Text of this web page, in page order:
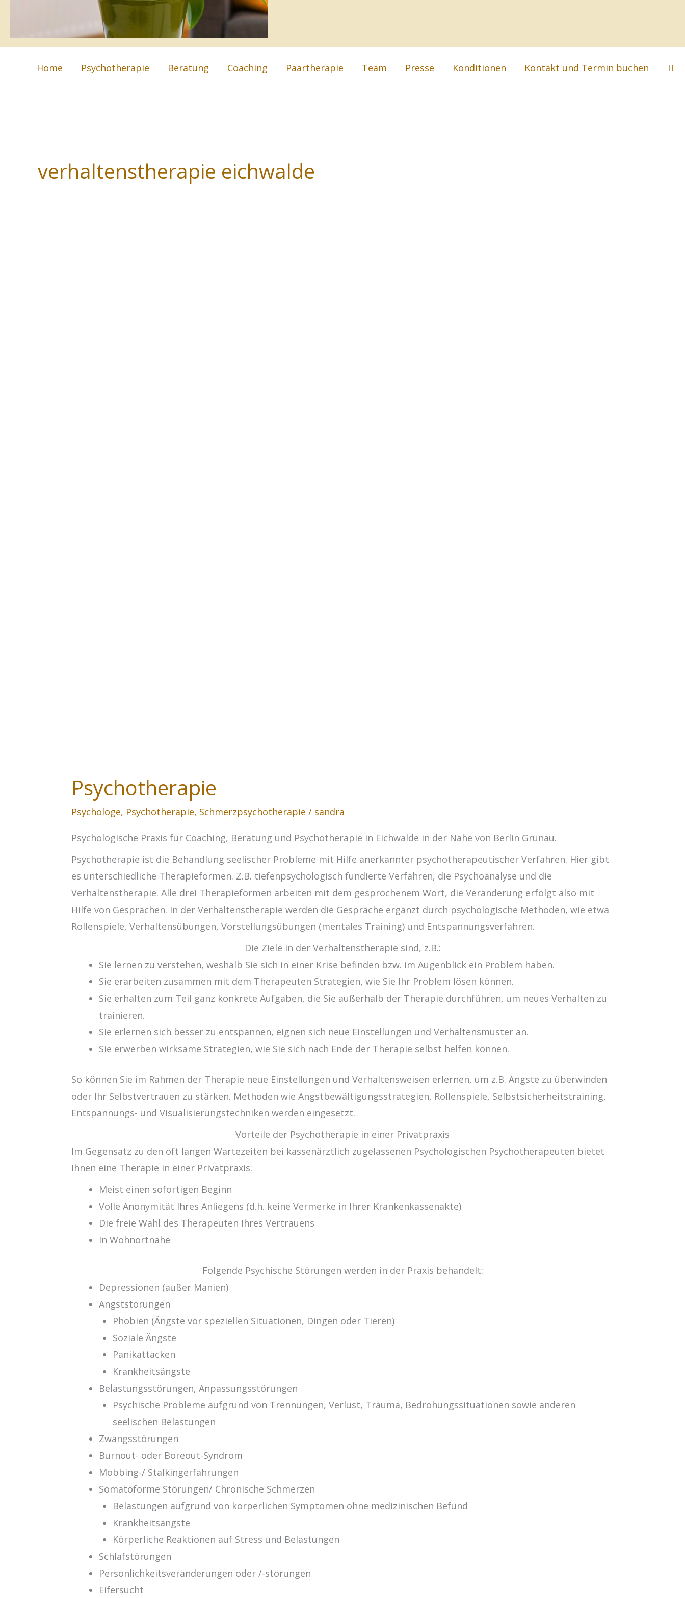
Home Psychotherapie Beratung Coaching Paartherapie Team Presse Konditionen Kontakt und Termin buchen
verhaltenstherapie eichwalde
Psychotherapie
Psychologe, Psychotherapie, Schmerzpsychotherapie / sandra
Psychologische Praxis für Coaching, Beratung und Psychotherapie in Eichwalde in der Nähe von Berlin Grünau.
Psychotherapie ist die Behandlung seelischer Probleme mit Hilfe anerkannter psychotherapeutischer Verfahren. Hier gibt
es unterschiedliche Therapieformen. Z.B. tiefenpsychologisch fundierte Verfahren, die Psychoanalyse und die
Verhaltenstherapie. Alle drei Therapieformen arbeiten mit dem gesprochenem Wort, die Veränderung erfolgt also mit
Hilfe von Gesprächen. In der Verhaltenstherapie werden die Gespräche ergänzt durch psychologische Methoden, wie etwa
Rollenspiele, Verhaltensübungen, Vorstellungsübungen (mentales Training) und Entspannungsverfahren.
Die Ziele in der Verhaltenstherapie sind, z.B.:
Sie lernen zu verstehen, weshalb Sie sich in einer Krise befinden bzw. im Augenblick ein Problem haben.
Sie erarbeiten zusammen mit dem Therapeuten Strategien, wie Sie Ihr Problem lösen können.
Sie erhalten zum Teil ganz konkrete Aufgaben, die Sie außerhalb der Therapie durchführen, um neues Verhalten zu
trainieren.
Sie erlernen sich besser zu entspannen, eignen sich neue Einstellungen und Verhaltensmuster an.
Sie erwerben wirksame Strategien, wie Sie sich nach Ende der Therapie selbst helfen können.
So können Sie im Rahmen der Therapie neue Einstellungen und Verhaltensweisen erlernen, um z.B. Ängste zu überwinden
oder Ihr Selbstvertrauen zu stärken. Methoden wie Angstbewältigungsstrategien, Rollenspiele, Selbstsicherheitstraining,
Entspannungs- und Visualisierungstechniken werden eingesetzt.
Vorteile der Psychotherapie in einer Privatpraxis
Im Gegensatz zu den oft langen Wartezeiten bei kassenärztlich zugelassenen Psychologischen Psychotherapeuten bietet
Ihnen eine Therapie in einer Privatpraxis:
Meist einen sofortigen Beginn
Volle Anonymität Ihres Anliegens (d.h. keine Vermerke in Ihrer Krankenkassenakte)
Die freie Wahl des Therapeuten Ihres Vertrauens
In Wohnortnähe
Folgende Psychische Störungen werden in der Praxis behandelt:
Depressionen (außer Manien)
Angststörungen
Phobien (Ängste vor speziellen Situationen, Dingen oder Tieren)
Soziale Ängste
Panikattacken
Krankheitsängste
Belastungsstörungen, Anpassungsstörungen
Psychische Probleme aufgrund von Trennungen, Verlust, Trauma, Bedrohungssituationen sowie anderen
seelischen Belastungen
Zwangsstörungen
Burnout- oder Boreout-Syndrom
Mobbing-/ Stalkingerfahrungen
Somatoforme Störungen/ Chronische Schmerzen
Belastungen aufgrund von körperlichen Symptomen ohne medizinischen Befund
Krankheitsängste
Körperliche Reaktionen auf Stress und Belastungen
Schlafstörungen
Persönlichkeitsveränderungen oder /-störungen
Eifersucht